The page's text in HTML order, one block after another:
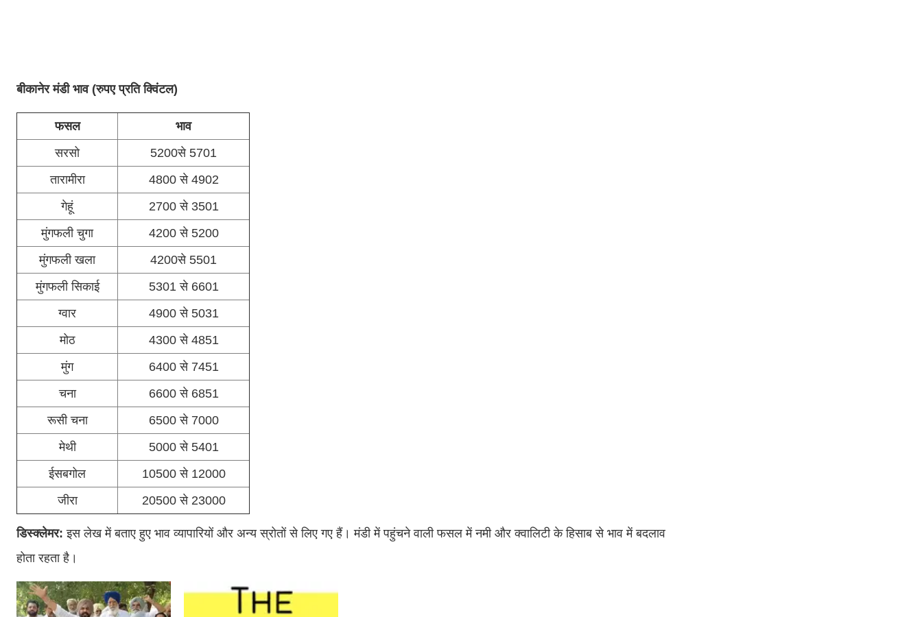
बीकानेर मंडी भाव (रुपए प्रति क्विंटल)
फसल
भाव
सरसो
5200से 5701
तारामीरा
4800 से 4902
गेहूं
2700 से 3501
मुंगफली चुगा
4200 से 5200
मुंगफली खला
4200से 5501
मुंगफली सिकाई
5301 से 6601
ग्वार
4900 से 5031
मोठ
4300 से 4851
मुंग
6400 से 7451
चना
6600 से 6851
रूसी चना
6500 से 7000
मेथी
5000 से 5401
ईसबगोल
10500 से 12000
जीरा
20500 से 23000
डिस्क्लेमर: इस लेख में बताए हुए भाव व्यापारियों और अन्य स्रोतों से लिए गए हैं। मंडी में पहुंचने वाली फसल में नमी और क्वालिटी के हिसाब से भाव में बदलाव
होता रहता है।